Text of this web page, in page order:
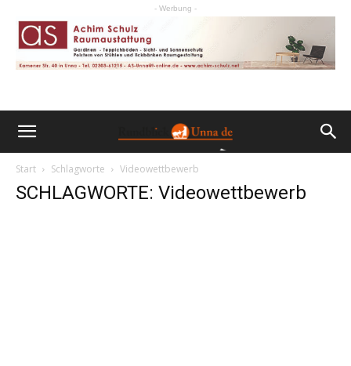
- Werbung -
Start Schlagworte Videowettbewerb
SCHLAGWORTE: Videowettbewerb